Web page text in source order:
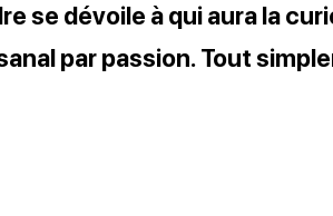
se dévoile à qui aura la
par passion. Tout